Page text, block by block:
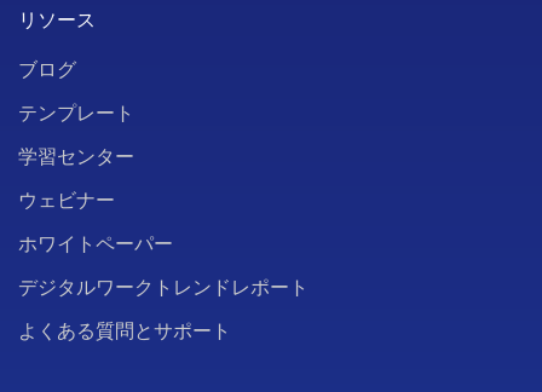
リソース
ブログ
テンプレート
学習センター
ウェビナー
ホワイトペーパー
デジタルワークトレンドレポート
よくある質問とサポート